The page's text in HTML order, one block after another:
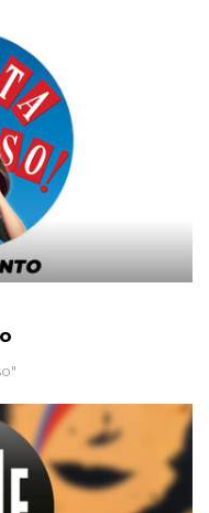
innocente. Nel
delitto, poi ritratta. Due
o giustizia